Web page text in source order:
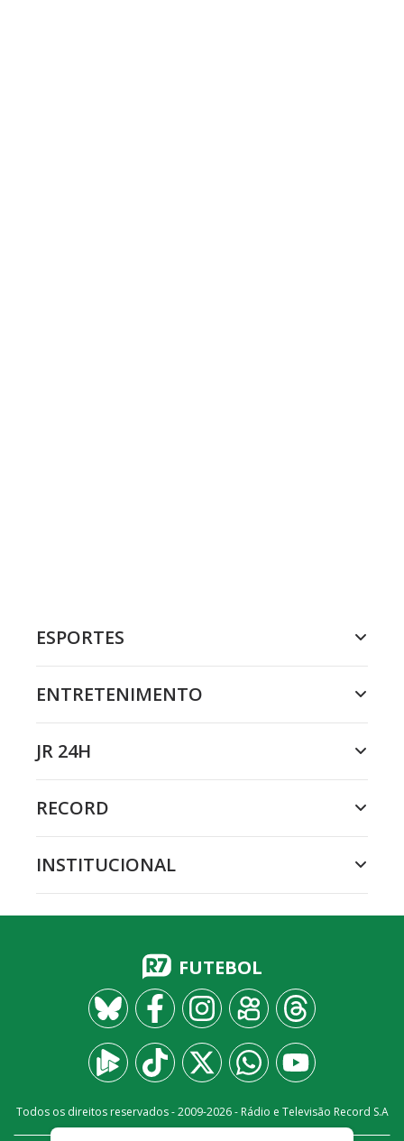
ESPORTES
ENTRETENIMENTO
JR 24H
RECORD
INSTITUCIONAL
FUTEBOL
Todos os direitos reservados - 2009-2026- Rádio e Televisão Record S.A